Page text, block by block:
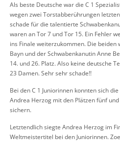
Als beste Deutsche war die C 1
wegen zwei Torstabberührungen
schade für die talentierte
waren an Tor 7 und Tor 15. Ein Fehler
ins Finale weiterzukommen. Die
Bayn und der Schwabenkanutin Anne
14. und 26. Platz. Also keine deutsche
23 Damen. Sehr sehr schade!!
Bei den C 1 Juniorinnen konnten sich
Andrea Herzog mit den Plätzen fünf
sichern.
Letztendlich siegte Andrea Herzog im
Weltmeistertitel bei den Juniorinnen.